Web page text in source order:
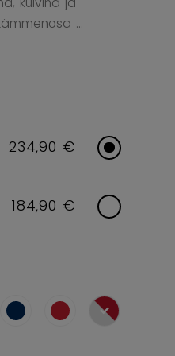
...
234,90 €
184,90 €
selected